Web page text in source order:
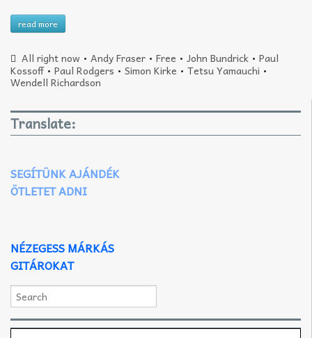
read more
All right now •Andy Fraser •Free •John Bundrick •Paul
Kossoff• Paul Rodgers • Simon Kirke • Tetsu Yamauchi •
Wendell Richardson
Translate:
SEGÍTÜNK AJÁNDÉK
ÖTLETET ADNI
NÉZEGESS MÁRKÁS
GITÁROKAT